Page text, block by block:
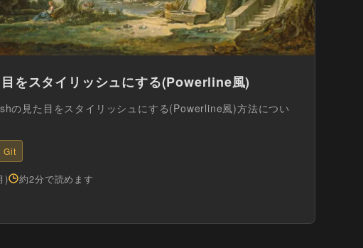
をスタイリッシュにする(Powerline風)
の見た目をスタイリッシュにする(Powerline風)方法につい
Git
) 約2分で読めます